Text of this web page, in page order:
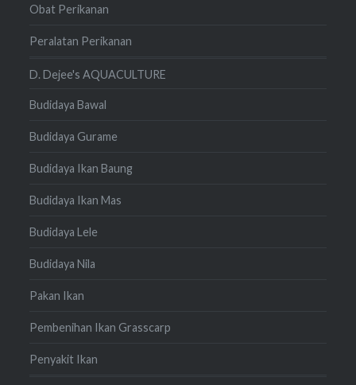
Obat Perikanan
Peralatan Perikanan
D. Dejee's AQUACULTURE
Budidaya Bawal
Budidaya Gurame
Budidaya Ikan Baung
Budidaya Ikan Mas
Budidaya Lele
Budidaya Nila
Pakan Ikan
Pembenihan Ikan Grasscarp
Penyakit Ikan